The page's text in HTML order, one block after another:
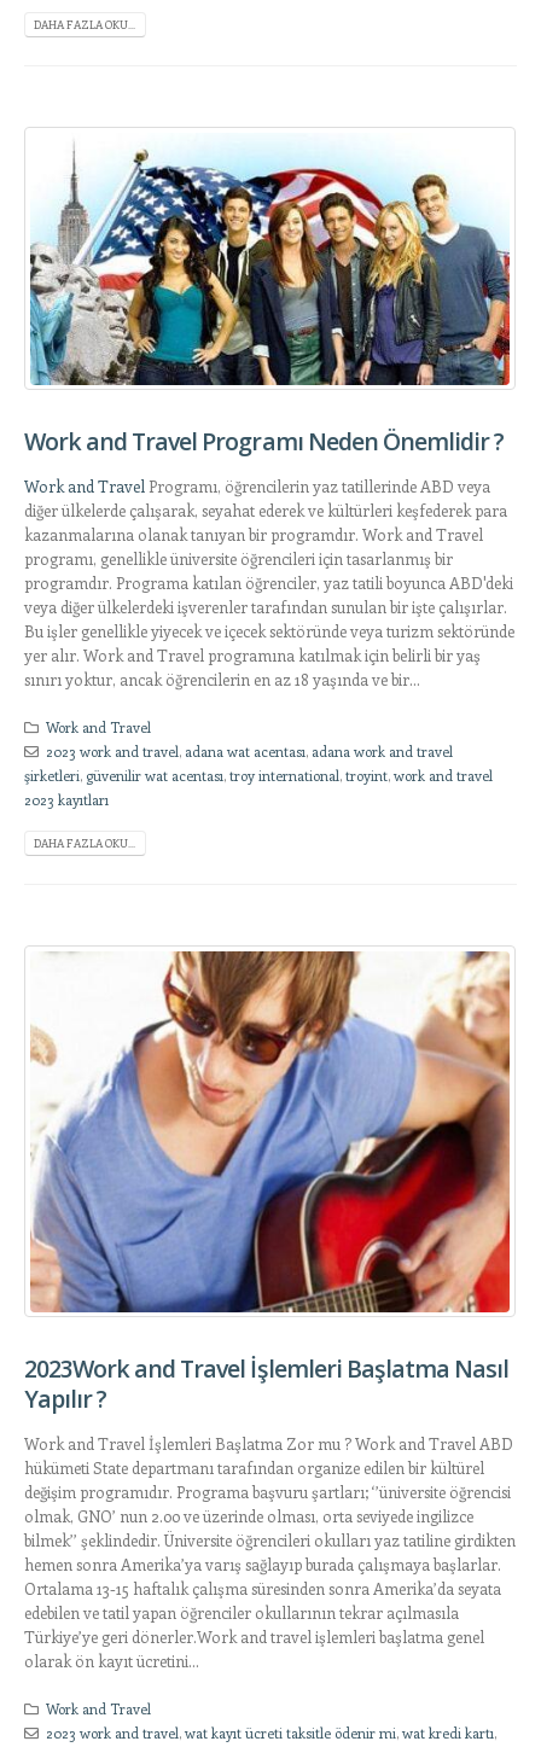
DAHA FAZLA OKU...
Work and Travel Programı Neden Önemlidir ?
Work and Travel Programı, öğrencilerin yaz tatillerinde ABD veya
diğer ülkelerde çalışarak, seyahat ederek ve kültürleri keşfederek para
kazanmalarına olanak tanıyan bir programdır. Work and Travel
programı, genellikle üniversite öğrencileri için tasarlanmış bir
programdır. Programa katılan öğrenciler, yaz tatili boyunca ABD'deki
veya diğer ülkelerdeki işverenler tarafından sunulan bir işte çalışırlar.
Bu işler genellikle yiyecek ve içecek sektöründe veya turizm sektöründe
yer alır. Work and Travel programına katılmak için belirli bir yaş
sınırı yoktur, ancak öğrencilerin en az 18 yaşında ve bir...
Work and Travel
2023 work and travel, adana wat acentası, adana work and travel
şirketleri, güvenilir wat acentası,troy international,troyint,work and travel
2023 kayıtları
DAHA FAZLA OKU...
2023Work and Travel İşlemleri Başlatma Nasıl
Yapılır ?
Work and Travel İşlemleri Başlatma Zor mu ? Work and Travel ABD
hükümeti State departmanı tarafından organize edilen bir kültürel
değişim programıdır. Programa başvuru şartları; ‘’üniversite öğrencisi
olmak, GNO’ nun 2.00 ve üzerinde olması, orta seviyede ingilizce
bilmek’’ şeklindedir. Üniversite öğrencileri okulları yaz tatiline girdikten
hemen sonra Amerika’ya varış sağlayıp burada çalışmaya başlarlar.
Ortalama 13-15 haftalık çalışma süresinden sonra Amerika’da seyata
edebilen ve tatil yapan öğrenciler okullarının tekrar açılmasıla
Türkiye’ye geri dönerler.Work and travel işlemleri başlatma genel
olarak ön kayıt ücretini...
Work and Travel
2023 work and travel,wat kayıt ücreti taksitle ödenir mi,wat kredi kartı,